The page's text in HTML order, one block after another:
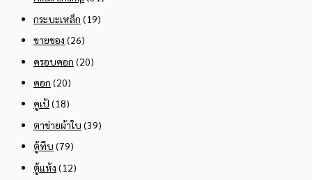
กระบะเหล็ก (19)
ขายของ (26)
ครอบคอก (20)
คอก (20)
คูเป้ (18)
ตาข่ายผ้าใบ (39)
ตู้ทึบ (79)
ตู้แห้ง (12)